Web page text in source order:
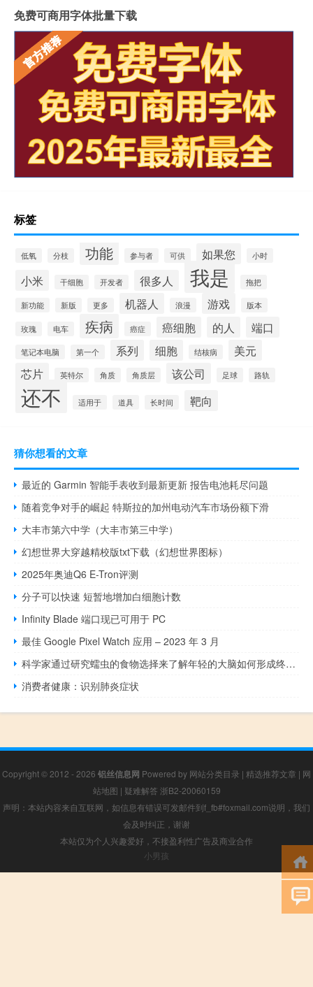
免费可商用字体批量下载
标签
低氧 分枝 功能 参与者 可供 如果您 小时
小米 干细胞 开发者 很多人 我是 拖把
新功能 新版 更多 机器人 浪漫 游戏 版本
玫瑰 电车 疾病 癌症 癌细胞 的人 端口
笔记本电脑 第一个 系列 细胞 结核病
美元
芯片
英特尔 角质 角质层 该公司 足球 路轨
还不 适用于 道具 长时间 靶向
猜你想看的文章
最近的 Garmin 智能手表收到最新更新 报告电池耗尽问题
随着竞争对手的崛起 特斯拉的加州电动汽车市场份额下滑
大丰市第六中学（大丰市第三中学）
幻想世界大穿越精校版txt下载（幻想世界图标）
2025年奥迪Q6 E-Tron评测
分子可以快速 短暂地增加白细胞计数
Infinity Blade 端口现已可用于 PC
最佳 Google Pixel Watch 应用 – 2023 年 3 月
科学家通过研究蠕虫的食物选择来了解年轻的大脑如何形成终生记忆
消费者健康：识别肺炎症状
Copyright © 2012 - 2026 铝丝信息网 Powered by 网站分类目录 | 精选推荐文章 | 网
站地图 | 疑难解答 浙B2-20060159
声明：本站内容来自互联网，如信息有错误可发邮件到f_fb#foxmail.com说明，我们
会及时纠正，谢谢
本站仅为个人兴趣爱好，不接盈利性广告及商业合作
小男孩